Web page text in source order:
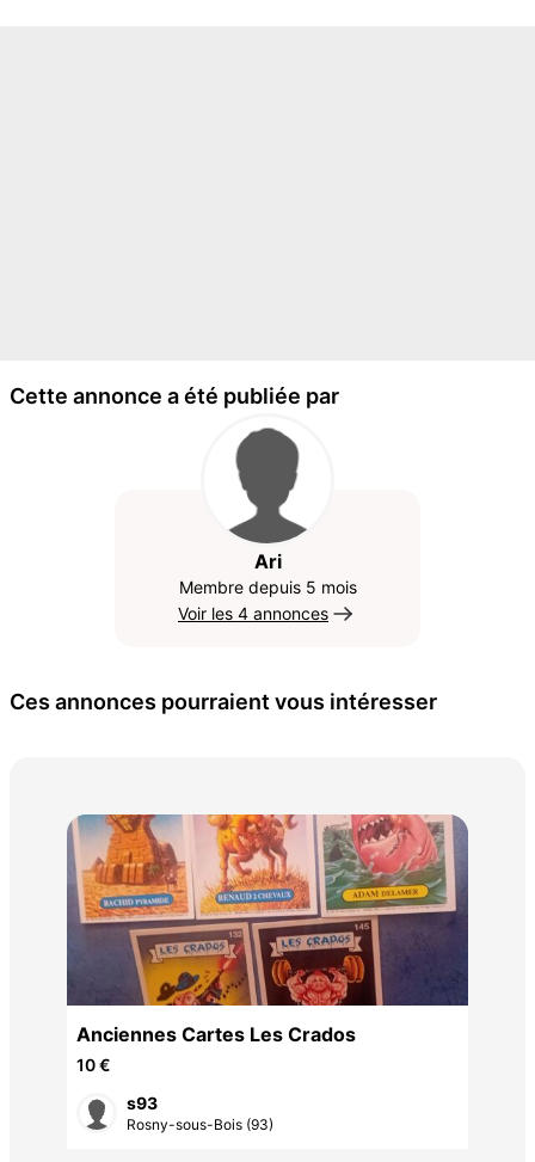
Cette annonce a été publiée par
Ari
Membre depuis 5 mois
Voir les 4 annonces
Ces annonces pourraient vous intéresser
Anciennes Cartes Les Crados
10 €
s93
Rosny-sous-Bois (93)